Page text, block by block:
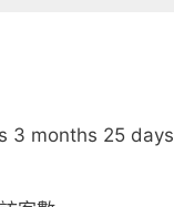
3 months 25 days